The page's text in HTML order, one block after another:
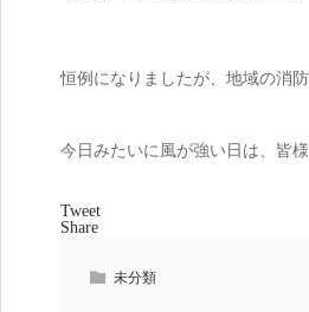
恒例になりましたが、地域の消
今日みたいに風が強い日は、皆
Tweet
Share
未分類